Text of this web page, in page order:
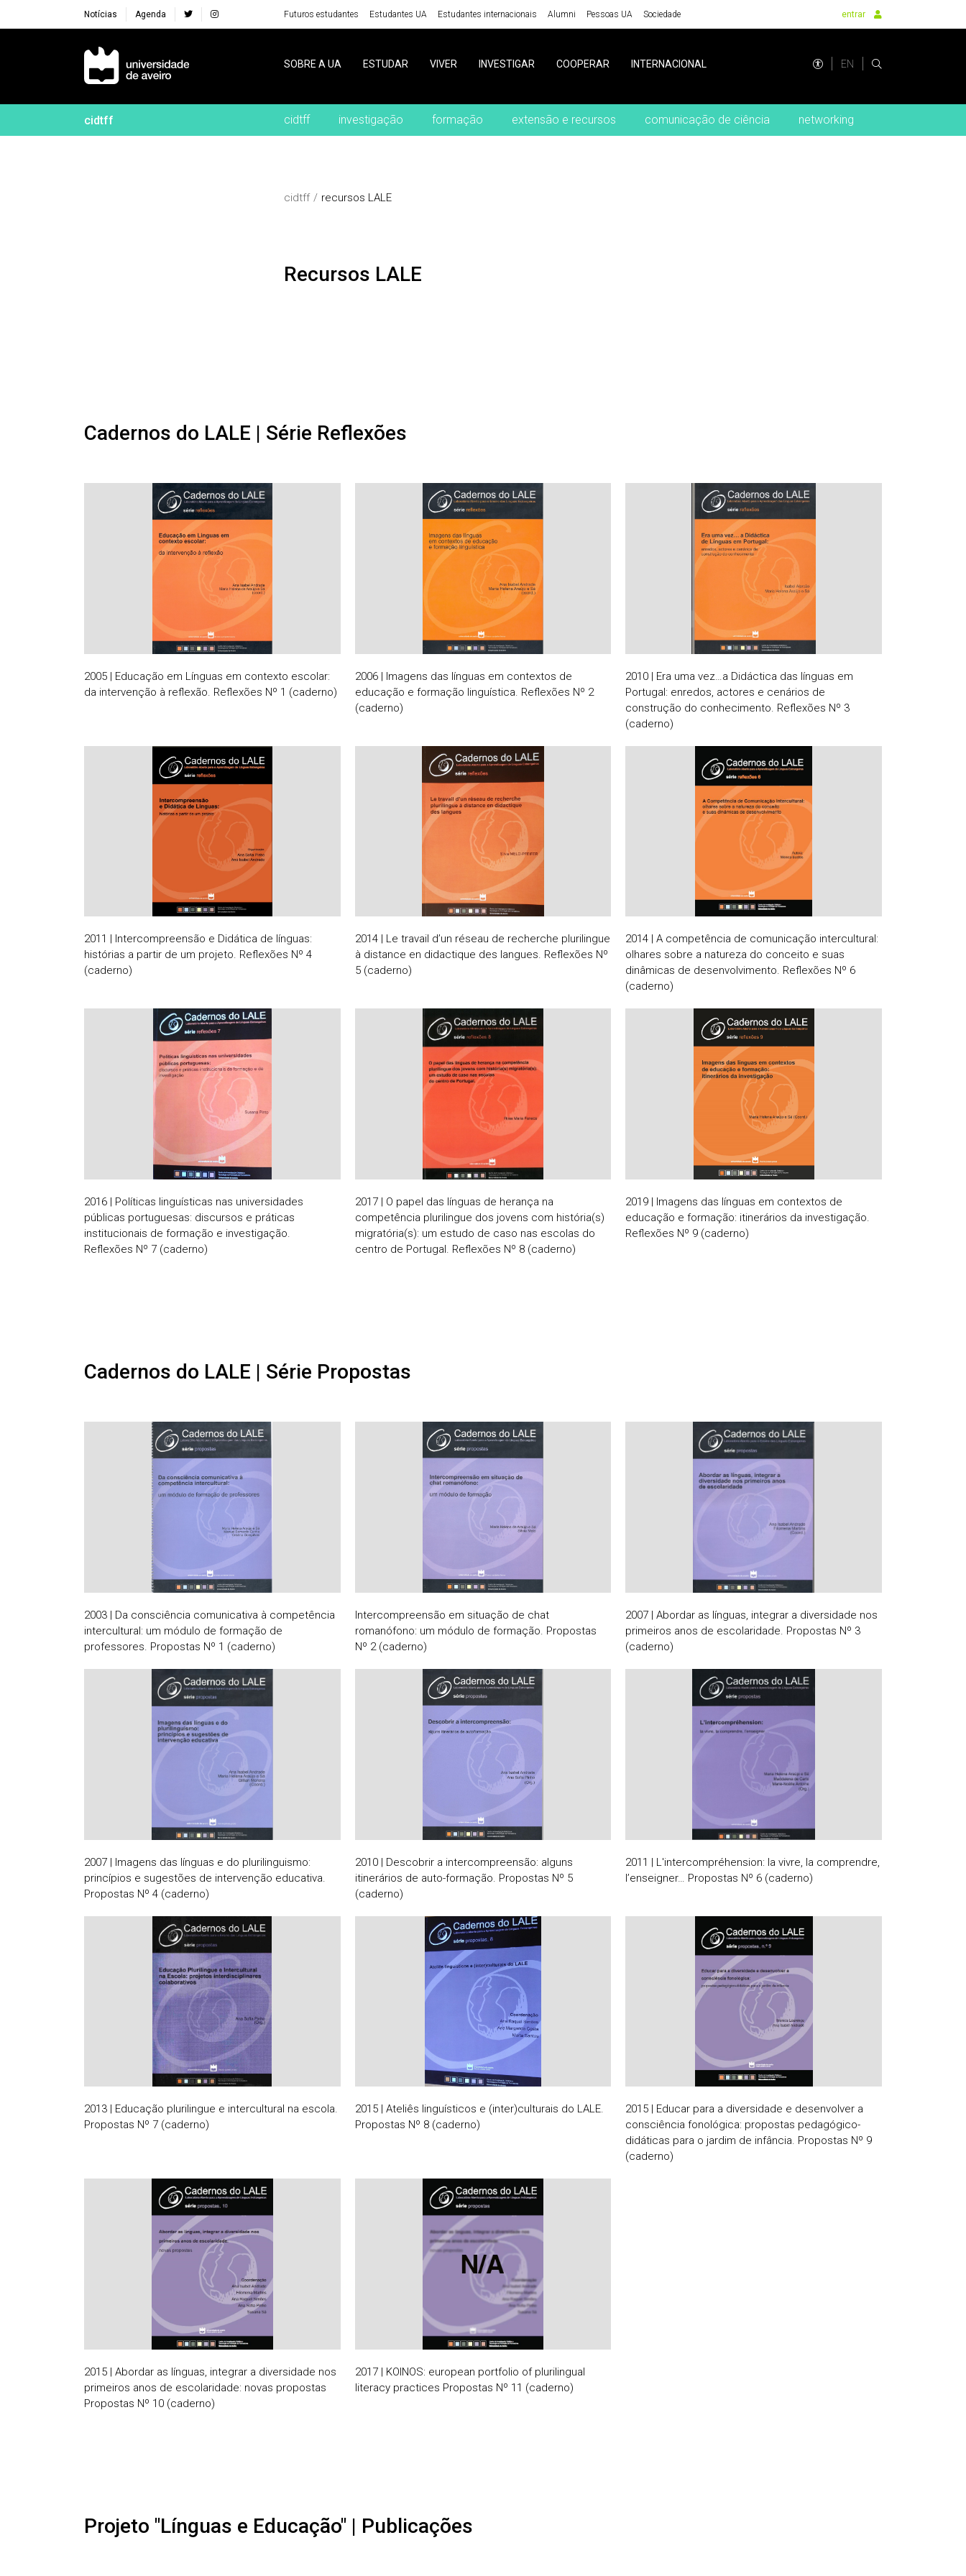
Notícias Agenda Futuros estudantes Estudantes UA Estudantes internacionais Alumni Pessoas UA Sociedade entrar
Navegação Principal
SOBRE A UA ESTUDAR VIVER INVESTIGAR COOPERAR INTERNACIONAL EN
cidtff cidtff investigação formação extensão e recursos comunicação de ciência networking
cidtff recursos LALE
Recursos LALE
Cadernos do LALE | Série Reflexões
2005 | Educação em Línguas em contexto escolar:
da intervenção à reflexão. Reflexões Nº 1 (caderno)
2006 | Imagens das línguas em contextos de
educação e formação linguística. Reflexões Nº 2
(caderno)
2010 | Era uma vez…a Didáctica das línguas em
Portugal: enredos, actores e cenários de
construção do conhecimento. Reflexões Nº 3
(caderno)
2011 | Intercompreensão e Didática de línguas:
histórias a partir de um projeto. Reflexões Nº 4
(caderno)
2014 | Le travail d’un réseau de recherche plurilingue
à distance en didactique des langues. Reflexões Nº
5 (caderno)
2014 | A competência de comunicação intercultural:
olhares sobre a natureza do conceito e suas
dinâmicas de desenvolvimento. Reflexões Nº 6
(caderno)
2016 | Políticas linguísticas nas universidades
públicas portuguesas: discursos e práticas
institucionais de formação e investigação.
Reflexões Nº 7 (caderno)
2017 | O papel das línguas de herança na
competência plurilingue dos jovens com história(s)
migratória(s): um estudo de caso nas escolas do
centro de Portugal. Reflexões Nº 8 (caderno)
2019 | Imagens das línguas em contextos de
educação e formação: itinerários da investigação.
Reflexões Nº 9 (caderno)
Cadernos do LALE | Série Propostas
2003 | Da consciência comunicativa à competência
intercultural: um módulo de formação de
professores. Propostas Nº 1 (caderno)
Intercompreensão em situação de chat
romanófono: um módulo de formação. Propostas
Nº 2 (caderno)
2007 | Abordar as línguas, integrar a diversidade nos
primeiros anos de escolaridade. Propostas Nº 3
(caderno)
2007 | Imagens das línguas e do plurilinguismo:
princípios e sugestões de intervenção educativa.
Propostas Nº 4 (caderno)
2010 | Descobrir a intercompreensão: alguns
itinerários de auto-formação. Propostas Nº 5
(caderno)
2011 | L'intercompréhension: la vivre, la comprendre,
l’enseigner… Propostas Nº 6 (caderno)
2013 | Educação plurilingue e intercultural na escola.
Propostas Nº 7 (caderno)
2015 | Ateliês linguísticos e (inter)culturais do LALE.
Propostas Nº 8 (caderno)
2015 | Educar para a diversidade e desenvolver a
consciência fonológica: propostas pedagógico-
didáticas para o jardim de infância. Propostas Nº 9
(caderno)
2015 | Abordar as línguas, integrar a diversidade nos
primeiros anos de escolaridade: novas propostas
Propostas Nº 10 (caderno)
2017 | KOINOS: european portfolio of plurilingual
literacy practices Propostas Nº 11 (caderno)
Projeto "Línguas e Educação" | Publicações